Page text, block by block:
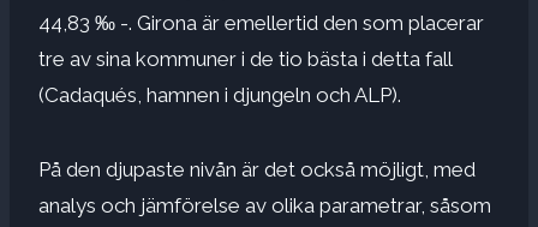
44,83 ‰ -. Girona är emellertid den som placerar
tre av sina kommuner i de tio bästa i detta fall
(Cadaqués, hamnen i djungeln och ALP).
På den djupaste nivån är det också möjligt, med
analys och jämförelse av olika parametrar, såsom